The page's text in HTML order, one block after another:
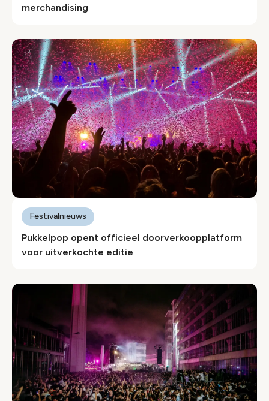
merchandising
Pukkelpop opent officieel doorverkoopplatform
voor uitverkochte editie
Festivalnieuws